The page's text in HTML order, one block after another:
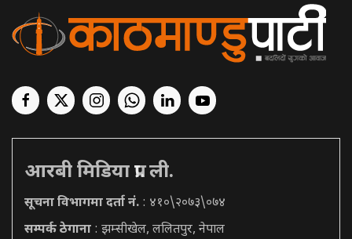
आरबी मिडिया प्रा. ली.
सूचना विभागमा दर्ता नं. : ४१०\२०७३\०७४
सम्पर्क ठेगाना : झम्सीखेल, ललितपुर, नेपाल